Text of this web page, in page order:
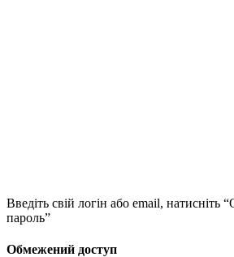
Введіть свій логін або email, натисніть
пароль”
Обмежений доступ